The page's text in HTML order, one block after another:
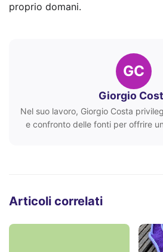
proprio domani.
GC
Giorgio
Nel suo lavoro, Giorgio Costa
e confronto delle fonti per offrire
Articoli correlati